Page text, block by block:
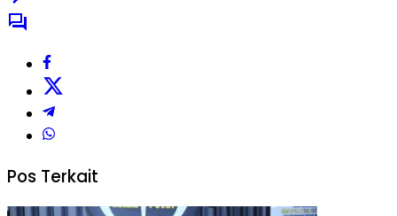
Pos Terkait